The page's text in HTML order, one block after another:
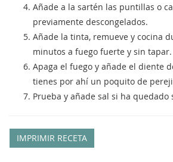
Añade a la sartén las puntillas o
previamente descongelados.
Añade la tinta, remueve y cocina
minutos a fuego fuerte y sin tapar.
Apaga el fuego y añade el diente
tienes por ahí un poquito de
Prueba y añade sal si ha quedado
IMPRIMIR RECETA